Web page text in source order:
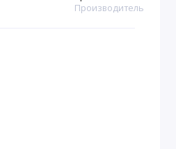
Производитель